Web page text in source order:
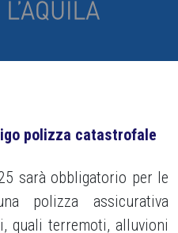
polizza catastrofale
sarà obbligatorio per le
polizza assicurativa
quali terremoti, alluvioni